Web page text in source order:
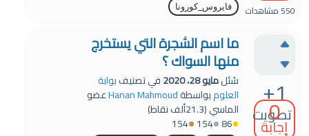
550مشاهدات
فايروس_كورونا
+1
تصويت
0
إجابة
ما اسم الشجرة التي يستخرج
منها السواك ؟
سُئلمايو 28، 2020 في تصنيفبوابة
العلومبواسطةHanan Mahmoudعضو
الماسي(21.3ألف
نقاط)
86
154
154